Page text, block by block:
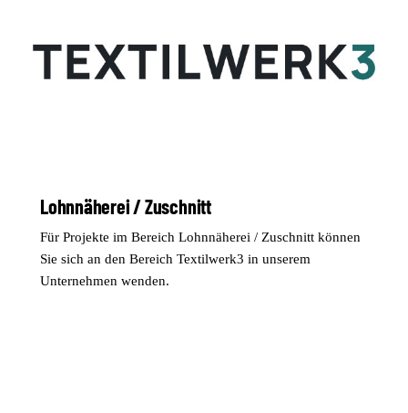
Lohnnäherei / Zuschnitt
Für Projekte im Bereich Lohnnäherei / Zuschnitt können
Sie sich an den Bereich Textilwerk3 in unserem
Unternehmen wenden.